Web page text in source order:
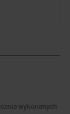
wykonanych